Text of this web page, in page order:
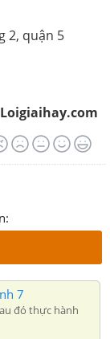
2, quận 5
Loigiaihay.com
7
đó thực hành